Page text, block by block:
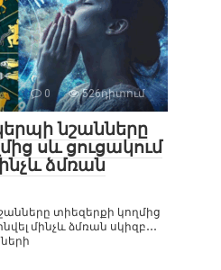
0 526դիտում
նշանները
սև ցուցակում
ձմռան
տիեզերքի կողմից
մինչև ձմռան սկիզբ․․․